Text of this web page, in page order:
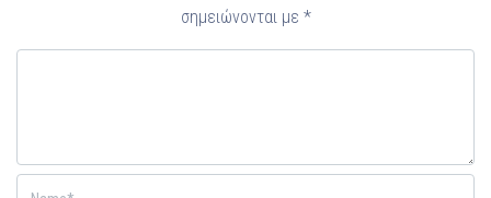
σημειώνονται με *